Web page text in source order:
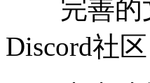
完善的文
Discord社